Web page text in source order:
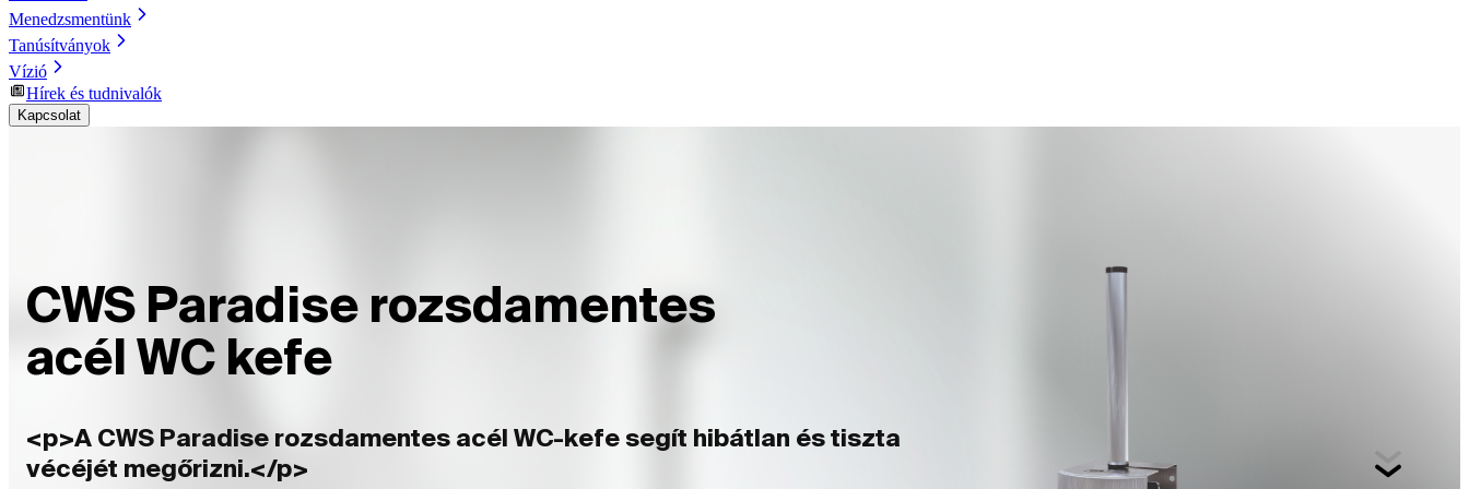
Menedzsmentünk
Tanúsítványok
Vízió
Hírek és tudnivalók
Kapcsolat
CWS Paradise rozsdamentes
acél WC kefe
<p>A CWS Paradise rozsdamentes acél WC-kefe segít hibátlan és tiszta
vécéjét megőrizni.</p>